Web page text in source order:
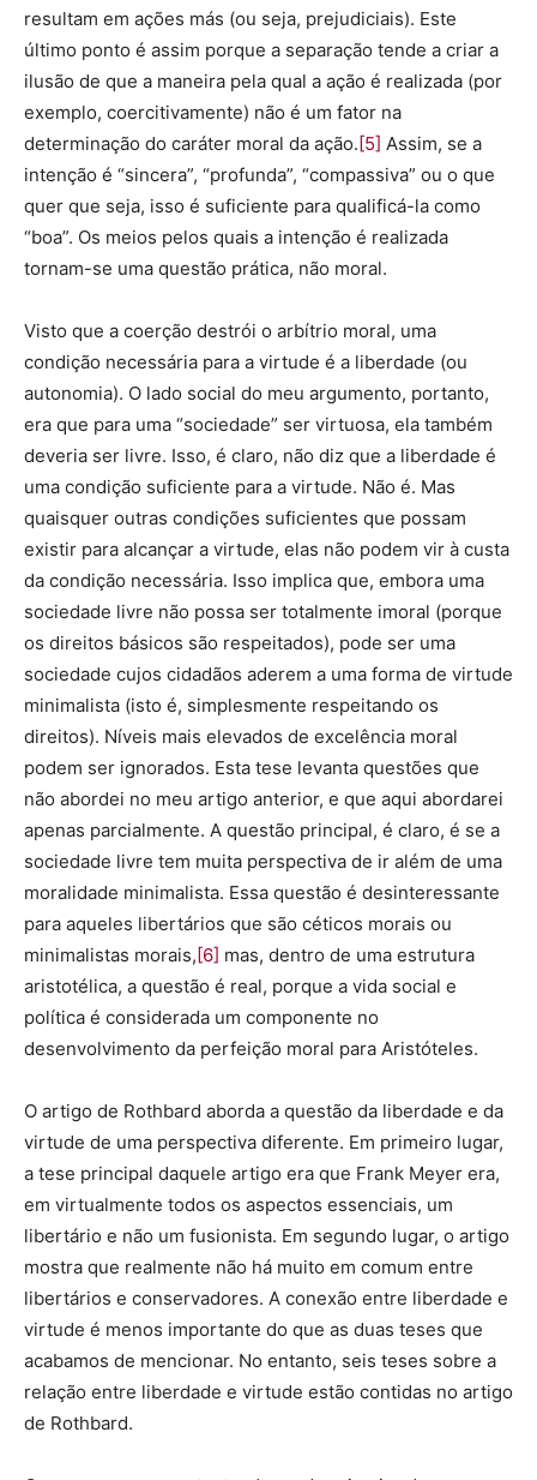
resultam em ações más (ou seja, prejudiciais). Este
último ponto é assim porque a separação tende a criar a
ilusão de que a maneira pela qual a ação é realizada (por
exemplo, coercitivamente) não é um fator na
determinação do caráter moral da ação.[5] Assim, se a
intenção é “sincera”, “profunda”, “compassiva” ou o que
quer que seja, isso é suficiente para qualificá-la como
“boa”. Os meios pelos quais a intenção é realizada
tornam-se uma questão prática, não moral.
Visto que a coerção destrói o arbítrio moral, uma
condição necessária para a virtude é a liberdade (ou
autonomia). O lado social do meu argumento, portanto,
era que para uma “sociedade” ser virtuosa, ela também
deveria ser livre. Isso, é claro, não diz que a liberdade é
uma condição suficiente para a virtude. Não é. Mas
quaisquer outras condições suficientes que possam
existir para alcançar a virtude, elas não podem vir à custa
da condição necessária. Isso implica que, embora uma
sociedade livre não possa ser totalmente imoral (porque
os direitos básicos são respeitados), pode ser uma
sociedade cujos cidadãos aderem a uma forma de virtude
minimalista (isto é, simplesmente respeitando os
direitos). Níveis mais elevados de excelência moral
podem ser ignorados. Esta tese levanta questões que
não abordei no meu artigo anterior, e que aqui abordarei
apenas parcialmente. A questão principal, é claro, é se a
sociedade livre tem muita perspectiva de ir além de uma
moralidade minimalista. Essa questão é desinteressante
para aqueles libertários que são céticos morais ou
minimalistas morais,[6] mas, dentro de uma estrutura
aristotélica, a questão é real, porque a vida social e
política é considerada um componente no
desenvolvimento da perfeição moral para Aristóteles.
O artigo de Rothbard aborda a questão da liberdade e da
virtude de uma perspectiva diferente. Em primeiro lugar,
a tese principal daquele artigo era que Frank Meyer era,
em virtualmente todos os aspectos essenciais, um
libertário e não um fusionista. Em segundo lugar, o artigo
mostra que realmente não há muito em comum entre
libertários e conservadores. A conexão entre liberdade e
virtude é menos importante do que as duas teses que
acabamos de mencionar. No entanto, seis teses sobre a
relação entre liberdade e virtude estão contidas no artigo
de Rothbard.